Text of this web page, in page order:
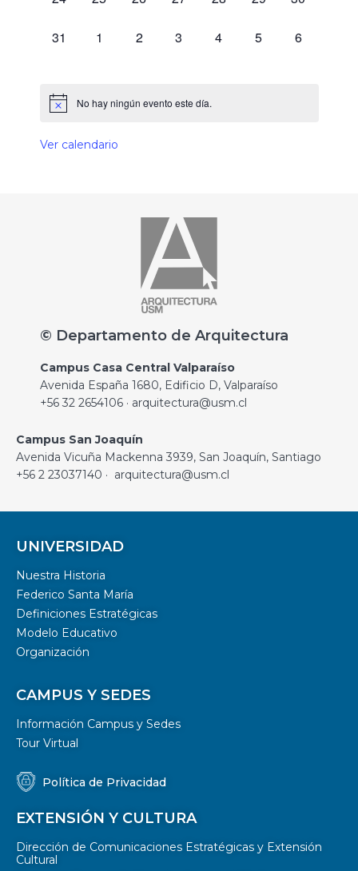
0 eventos,
31 0 eventos,
1 0 eventos,
2 0 eventos,
3 0 eventos,
4 0 eventos,
5 0 eventos,
6
No hay ningún evento este día.
Ver calendario
© Departamento de Arquitectura
Campus Casa Central Valparaíso
Avenida España 1680, Edificio D, Valparaíso
+56 32 2654106 · arquitectura@usm.cl
Campus San Joaquín
Avenida Vicuña Mackenna 3939, San Joaquín, Santiago
+56 2 23037140 · arquitectura@usm.cl
UNIVERSIDAD
Nuestra Historia
Federico Santa María
Definiciones Estratégicas
Modelo Educativo
Organización
CAMPUS Y SEDES
Información Campus y Sedes
Tour Virtual
Política de Privacidad
EXTENSIÓN Y CULTURA
Dirección de Comunicaciones Estratégicas y Extensión
Cultural